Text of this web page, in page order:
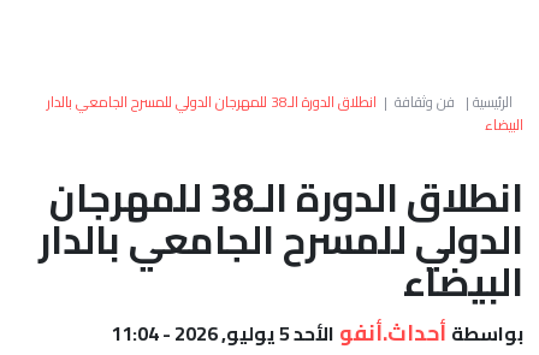
العالم
الصحراء
الرئيسية| فن وثقافة |
انطلاق الدورة الـ38 للمهرجان الدولي للمسرح الجامعي بالدار
البيضاء
انطلاق الدورة الـ38 للمهرجان
الدولي للمسرح الجامعي بالدار
البيضاء
بواسطة أحداث.أنفو الأحد 5 يوليو, 2026 - 11:04